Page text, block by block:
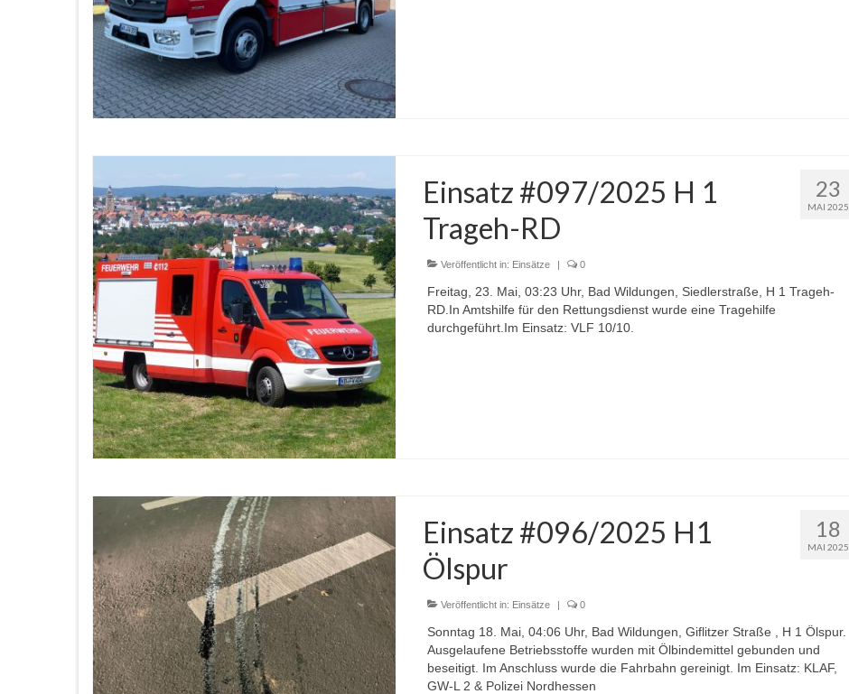
23
MAI 2025
Einsatz #097/2025 H 1
Trageh-RD
Veröffentlicht in: Einsätze | 0
Freitag, 23. Mai, 03:23 Uhr, Bad Wildungen, Siedlerstraße, H 1 Trageh-
RD.In Amtshilfe für den Rettungsdienst wurde eine Tragehilfe
durchgeführt.Im Einsatz: VLF 10/10.
18
MAI 2025
Einsatz #096/2025 H1
Ölspur
Veröffentlicht in: Einsätze | 0
Sonntag 18. Mai, 04:06 Uhr, Bad Wildungen, Giflitzer Straße , H 1 Ölspur.
Ausgelaufene Betriebsstoffe wurden mit Ölbindemittel gebunden und
beseitigt. Im Anschluss wurde die Fahrbahn gereinigt. Im Einsatz: KLAF,
GW-L 2 & Polizei Nordhessen